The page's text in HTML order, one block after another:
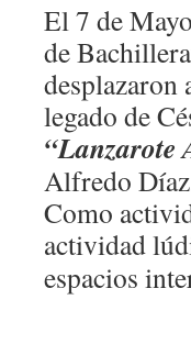
El 7 de
de
desplazaron
legado de
“Lanzarote
Alfredo
Como
actividad
espacios